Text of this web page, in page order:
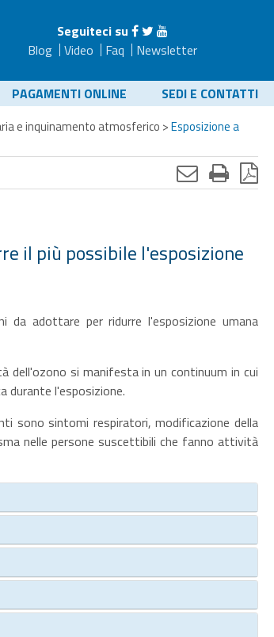
Seguiteci su
Blog
Video Faq Newsletter
PAGAMENTI ONLINE SEDI E CONTATTI
e inquinamento atmosferico >Esposizione a
il più possibile l'esposizione
da adottare per ridurre l'esposizione umana
dell'ozono si manifesta in un continuum in cui
durante l'esposizione.
sono sintomi respiratori, modificazione della
nelle persone suscettibili che fanno attività